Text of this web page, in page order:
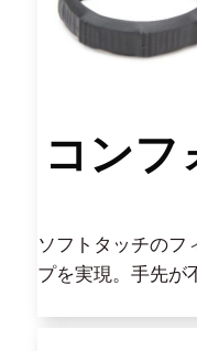
コンフ
ソフトタッチのフ
プを実現。手先が